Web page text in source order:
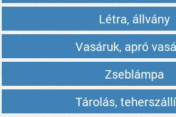
Létra, állvány
Vasáruk, apró
Zseblámpa
Tárolás,